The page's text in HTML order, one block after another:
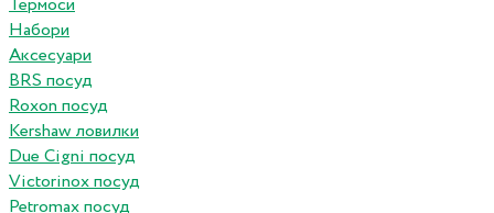
Термоси
Набори
Аксесуари
BRS посуд
Roxon посуд
Kershaw ловилки
Due Cigni посуд
Victorinox посуд
Petromax посуд